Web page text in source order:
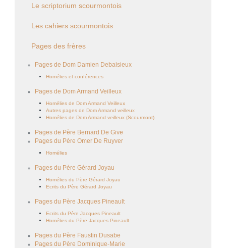
Le scriptorium scourmontois
Les cahiers scourmontois
Pages des frères
Pages de Dom Damien Debaisieux
Homélies et conférences
Pages de Dom Armand Veilleux
Homélies de Dom Armand Veilleux
Autres pages de Dom Armand veilleux
Homélies de Dom Armand veilleux (Scourmont)
Pages de Père Bernard De Give
Pages du Père Omer De Ruyver
Homélies
Pages du Père Gérard Joyau
Homélies du Père Gérard Joyau
Ecrits du Père Gérard Joyau
Pages du Père Jacques Pineault
Ecrits du Père Jacques Pineault
Homélies du Père Jacques Pineault
Pages du Père Faustin Dusabe
Pages du Père Dominique-Marie